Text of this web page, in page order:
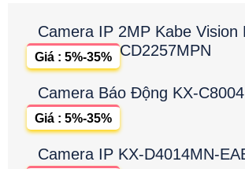
Camera IP 2MP Kabe Vision
CD2257MPN
Giá : 5%-35%
Camera Báo Động KX-
Giá : 5%-35%
Camera IP KX-D4014MN-